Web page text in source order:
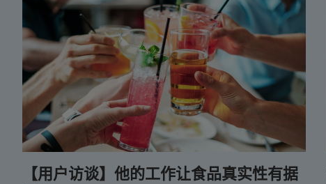
【用户访谈】他的工作让食品真实性有据